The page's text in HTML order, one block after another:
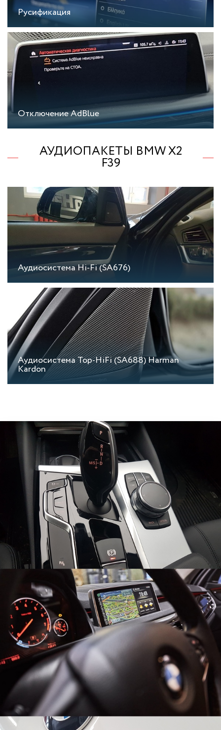
Русификация
Отключение AdBlue
АУДИОПАКЕТЫ BMW X2
F39
Аудиосистема Hi-Fi (SA676)
Аудиосистема Top-HiFi (SA688) Harman
Kardon